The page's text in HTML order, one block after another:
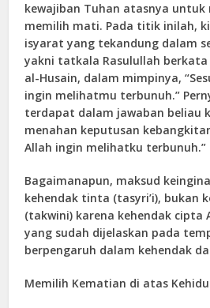
kewajiban Tuhan atasnya
memilih mati. Pada titik inilah,
isyarat yang tekandung dalam
yakni tatkala Rasulullah berkata
al-Husain, dalam mimpinya,
ingin melihatmu terbunuh.”
terdapat dalam jawaban beliau
menahan keputusan
Allah ingin melihatku terbunuh.”
Bagaimanapun, maksud
kehendak tinta (tasyri’i), bukan
(takwini) karena kehendak cipta
yang sudah dijelaskan pada
berpengaruh dalam kehendak
Memilih Kematian di atas